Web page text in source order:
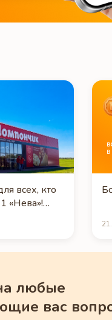
всех, кто
«Нева»!
любые
вас